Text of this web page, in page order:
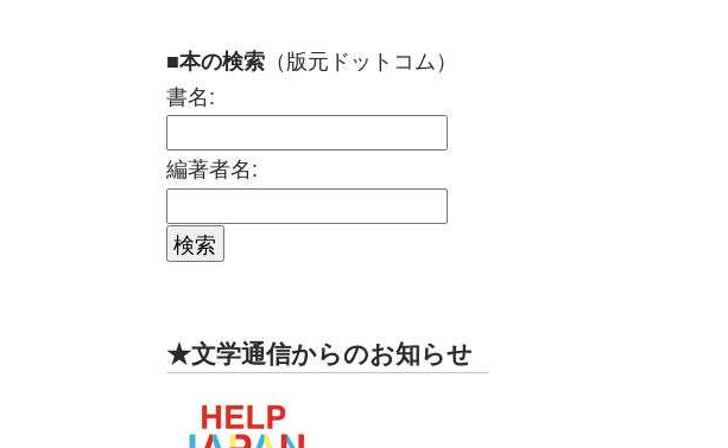
■本の検索（版元ドットコム）
書名:
編著者名:
★文学通信からのお知らせ